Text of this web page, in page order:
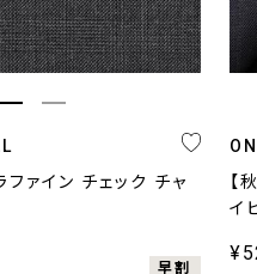
ファイン チェック チャ
早割
【
イ